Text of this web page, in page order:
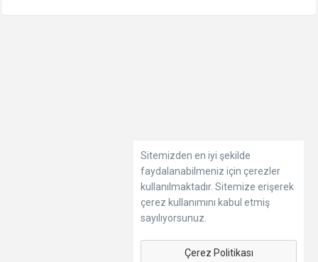
Sitemizden en iyi şekilde
faydalanabilmeniz için çerezler
kullanılmaktadır. Sitemize erişerek
çerez kullanımını kabul etmiş
sayılıyorsunuz.
Çerez Politikası